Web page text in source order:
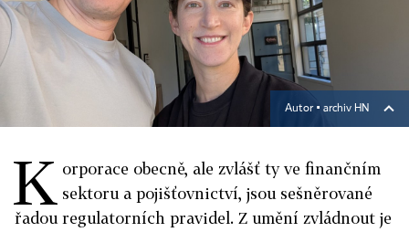
Autor ▪ archiv HN
K orporace obecně, ale zvlášť ty ve finančním
sektoru a pojišťovnictví, jsou sešněrované
řadou regulatorních pravidel. Z umění zvládnout je